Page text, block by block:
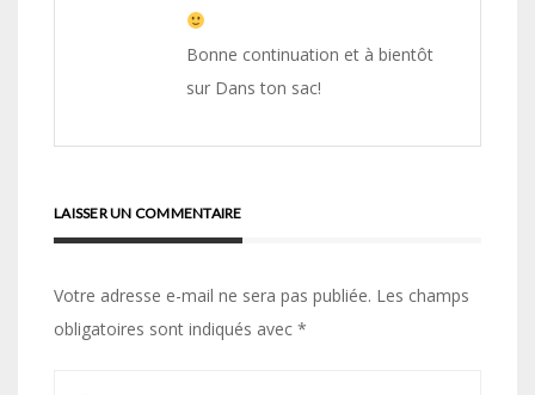
Bonne continuation et à bientôt
sur Dans ton sac!
LAISSER UN COMMENTAIRE
Votre adresse e-mail ne sera pas publiée. Les champs
obligatoires sont indiqués avec *